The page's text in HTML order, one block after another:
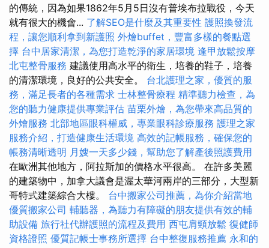
的傳統，因為如果1862年5月5日沒有普埃布拉戰役，今天
就有很大的機會... 了解SEO是什麼及其重要性 護照換發流
程，讓您順利拿到新護照 外燴buffet，豐富多樣的餐點選
擇 台中居家清潔，為您打造乾淨的家居環境 逢甲放鬆按摩
北屯整骨服務 建議使用高水平的衛生，培養的鞋子，培養
的清潔環境，良好的公共安全。 台北護理之家，優質的服
務，滿足長者的各種需求 士林整骨療程 精準聽力檢查，為
您的聽力健康提供專業評估 苗栗外燴，為您帶來高品質的
外燴服務 北部地區眼科權威，專業眼科診療服務 護理之家
服務介紹，打造健康生活環境 高效的記帳服務，確保您的
帳務清晰透明 月嫂一天多少錢，幫助您了解產後照護費用
在歐洲其他地方，阿拉斯加的價格水平很高。 在許多美麗
的建築物中，加拿大議會是渥太華河兩岸的三部分，大型新
哥特式建築綜合大樓。 台中搬家公司推薦，為你介紹當地
優質搬家公司 輔聽器，為聽力有障礙的朋友提供有效的輔
助設備 旅行社代辦護照的流程及費用 西屯肩頸放鬆 復健師
資格證照 優質記帳士事務所選擇 台中整復服務推薦 永和的